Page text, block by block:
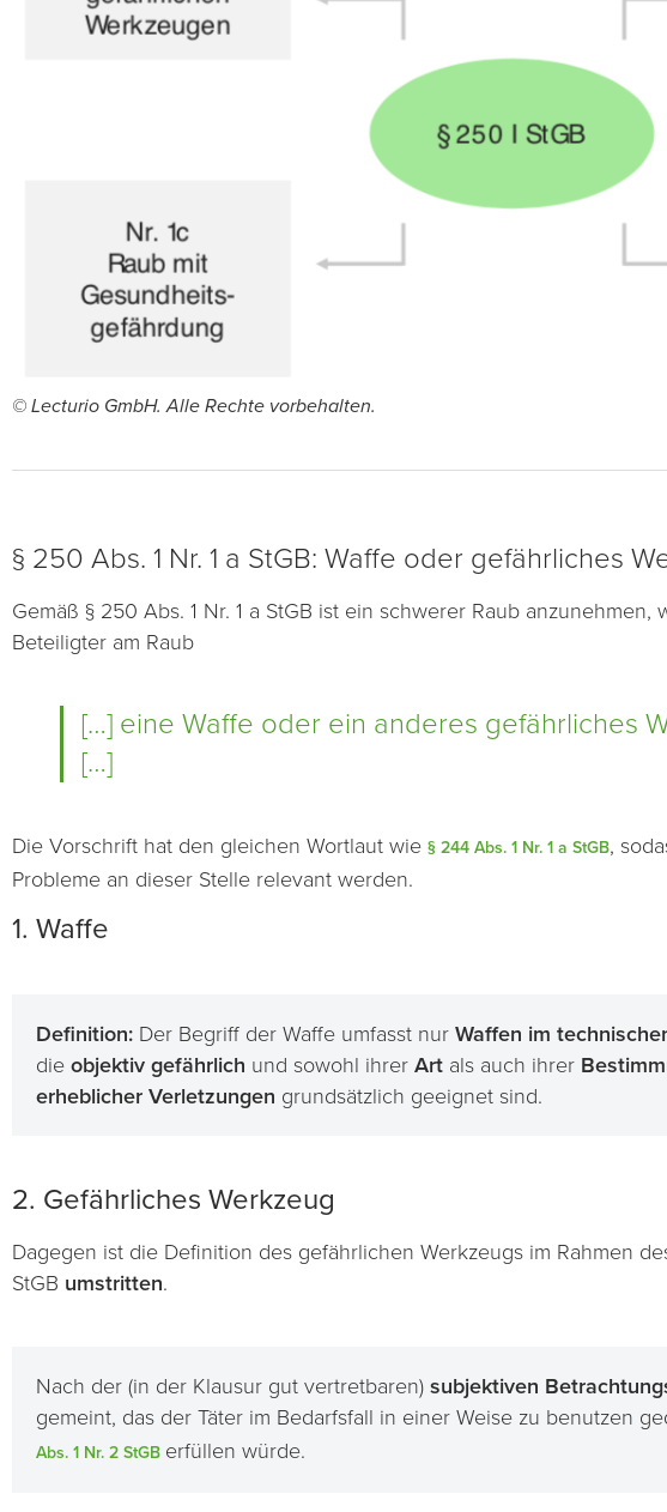
© Lecturio GmbH. Alle Rechte vorbehalten.
§ 250 Abs. 1 Nr. 1 a StGB: Waffe oder gefährliches
Gemäß § 250 Abs. 1 Nr. 1 a StGB ist ein schwerer Raub
Beteiligter am Raub
[…] eine Waffe oder ein anderes gefährliches
[…]
Die Vorschrift hat den gleichen Wortlaut wie § 244 Abs. 1 Nr. 1 a StGB,
Probleme an dieser Stelle relevant werden.
1. Waffe
Definition: Der Begriff der Waffe umfasst nur Waffen im
die objektiv gefährlich und sowohl ihrer Art als auch ihrer
erheblicher Verletzungen grundsätzlich geeignet sind.
2. Gefährliches Werkzeug
Dagegen ist die Definition des gefährlichen Werkzeugs im Rahmen
StGB umstritten.
Nach der (in der Klausur gut vertretbaren) subjektiven
gemeint, das der Täter im Bedarfsfall in einer Weise zu benutzen
Abs. 1 Nr. 2 StGB erfüllen würde.